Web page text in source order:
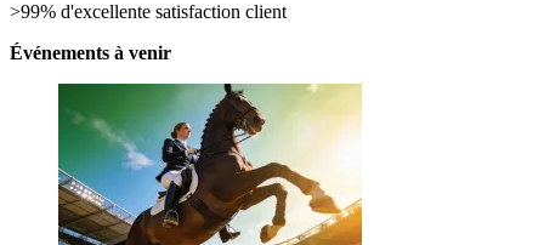
>99% d'excellente satisfaction client
Événements à venir